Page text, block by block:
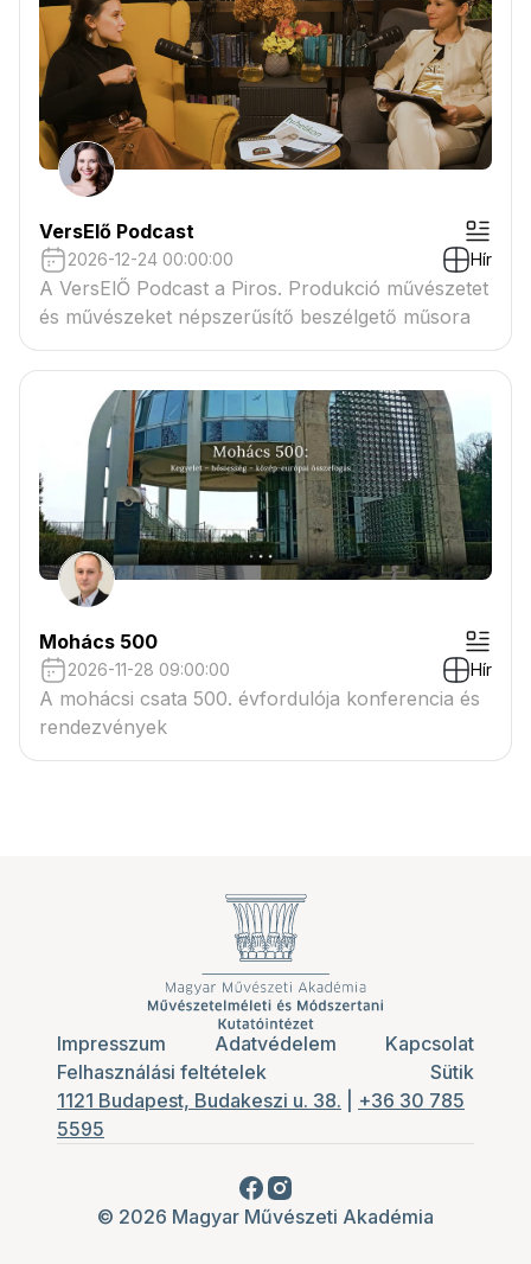
VersElő Podcast
2026-12-24 00:00:00 Hír
A VersElŐ Podcast a Piros. Produkció művészetet
és művészeket népszerűsítő beszélgető műsora
Mohács 500
2026-11-28 09:00:00 Hír
A mohácsi csata 500. évfordulója konferencia és
rendezvények
Impresszum Adatvédelem
Kapcsolat
Felhasználási feltételek
Sütik
1121 Budapest, Budakeszi u. 38.
+36 30 785
5595
© 2026 Magyar Művészeti Akadémia